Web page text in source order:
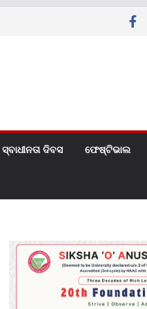
ସ୍ବାଧୀନତା ଦିବସ ଫେଷ୍ଟିଭାଲ